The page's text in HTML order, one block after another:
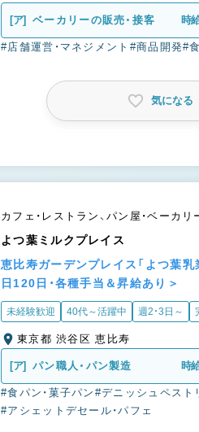
[ア] ベーカリーの販売・接客 時
#店舗運営・マネジメント #商品開発#
気になる
カフェ・レストラン、パン屋・ベーカリ
よつ葉ミルクプレイス
恵比寿ガーデンプレイス「よつ葉
日120日・各種手当＆昇給あり＞
未経験歓迎 40代～活躍中 週2・3日～
東京都 渋谷区 恵比寿
[ア] パン職人・パン製造 時
#食パン・菓子パン #デニッシュペスト
#アシェットデセール・パフェ